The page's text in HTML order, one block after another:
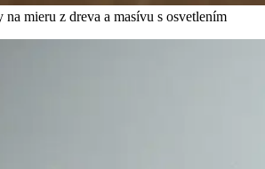
na mieru z dreva a masívu s osvetlením